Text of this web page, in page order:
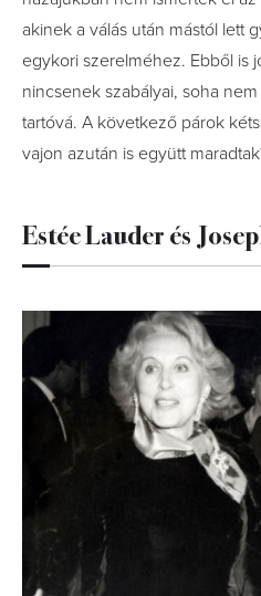
akinek a válás után mástól lett
egykori szerelméhez. Ebből is
nincsenek szabályai, soha
tartóvá. A következő párok
vajon azután is együtt
Estée Lauder és